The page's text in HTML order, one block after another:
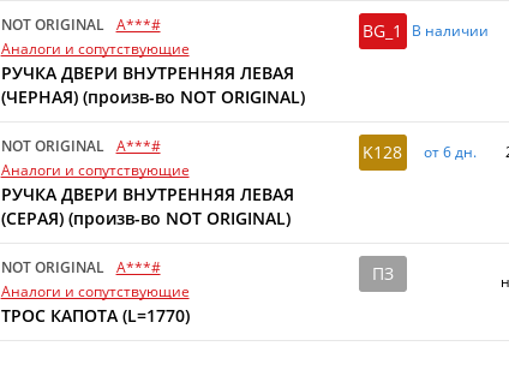
NOT ORIGINAL
A***#
Аналоги и сопутствующие
РУЧКА ДВЕРИ ВНУТРЕННЯЯ ЛЕВАЯ
(ЧЕРНАЯ) (произв-во NOT ORIGINAL)
BG_1 В наличии
NOT ORIGINAL
A***#
Аналоги и сопутствующие
РУЧКА ДВЕРИ ВНУТРЕННЯЯ ЛЕВАЯ
(СЕРАЯ) (произв-во NOT ORIGINAL)
K128 от 6 дн.
NOT ORIGINAL
A***#
Аналоги и сопутствующие
ТРОС КАПОТА (L=1770)
ПЗ